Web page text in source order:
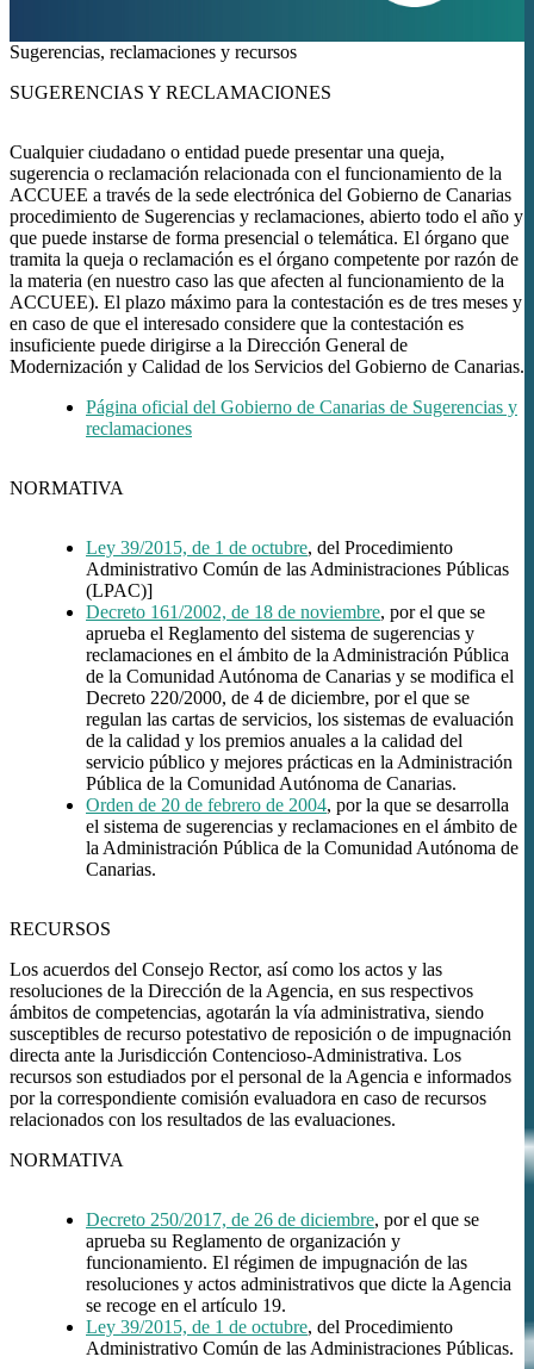
Sugerencias, reclamaciones y recursos
SUGERENCIAS Y RECLAMACIONES
Cualquier ciudadano o entidad puede presentar una queja,
sugerencia o reclamación relacionada con el funcionamiento de la
ACCUEE a través de la sede electrónica del Gobierno de Canarias
procedimiento de Sugerencias y reclamaciones, abierto todo el año y
que puede instarse de forma presencial o telemática. El órgano que
tramita la queja o reclamación es el órgano competente por razón de
la materia (en nuestro caso las que afecten al funcionamiento de la
ACCUEE). El plazo máximo para la contestación es de tres meses y
en caso de que el interesado considere que la contestación es
insuficiente puede dirigirse a la Dirección General de
Modernización y Calidad de los Servicios del Gobierno de Canarias.
Página oficial del Gobierno de Canarias de Sugerencias y
reclamaciones
NORMATIVA
Ley 39/2015, de 1 de octubre, del Procedimiento
Administrativo Común de las Administraciones Públicas
(LPAC)]
Decreto 161/2002, de 18 de noviembre, por el que se
aprueba el Reglamento del sistema de sugerencias y
reclamaciones en el ámbito de la Administración Pública
de la Comunidad Autónoma de Canarias y se modifica el
Decreto 220/2000, de 4 de diciembre, por el que se
regulan las cartas de servicios, los sistemas de evaluación
de la calidad y los premios anuales a la calidad del
servicio público y mejores prácticas en la Administración
Pública de la Comunidad Autónoma de Canarias.
Orden de 20 de febrero de 2004, por la que se desarrolla
el sistema de sugerencias y reclamaciones en el ámbito de
la Administración Pública de la Comunidad Autónoma de
Canarias.
RECURSOS
Los acuerdos del Consejo Rector, así como los actos y las
resoluciones de la Dirección de la Agencia, en sus respectivos
ámbitos de competencias, agotarán la vía administrativa, siendo
susceptibles de recurso potestativo de reposición o de impugnación
directa ante la Jurisdicción Contencioso-Administrativa. Los
recursos son estudiados por el personal de la Agencia e informados
por la correspondiente comisión evaluadora en caso de recursos
relacionados con los resultados de las evaluaciones.
NORMATIVA
Decreto 250/2017, de 26 de diciembre, por el que se
aprueba su Reglamento de organización y
funcionamiento. El régimen de impugnación de las
resoluciones y actos administrativos que dicte la Agencia
se recoge en el artículo 19.
Ley 39/2015, de 1 de octubre, del Procedimiento
Administrativo Común de las Administraciones Públicas.